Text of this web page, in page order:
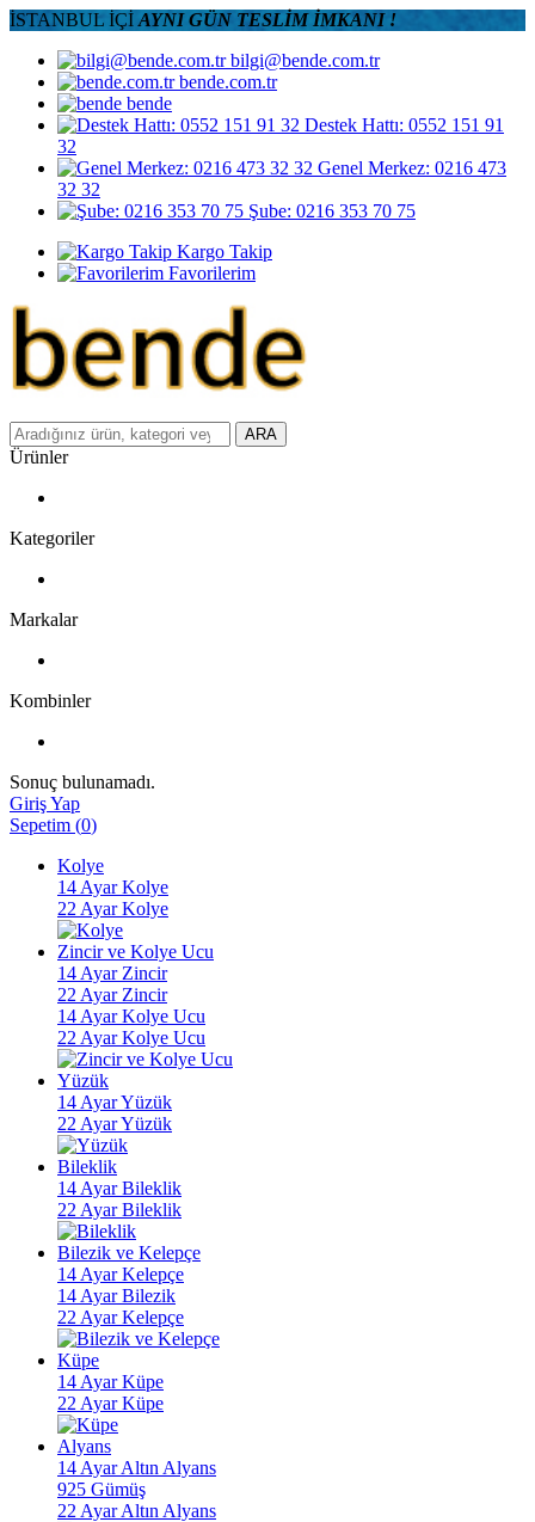
İSTANBUL İÇİ AYNI GÜN TESLİM İMKANI !
bilgi@bende.com.tr
bende.com.tr
bende
Destek Hattı: 0552 151 91
32
Genel Merkez: 0216 473
32 32
Şube: 0216 353 70 75
Kargo Takip
Favorilerim
ARA
Ürünler
Kategoriler
Markalar
Kombinler
Sonuç bulunamadı.
Giriş Yap
Sepetim (0)
Kolye
14 Ayar Kolye
22 Ayar Kolye
Zincir ve Kolye Ucu
14 Ayar Zincir
22 Ayar Zincir
14 Ayar Kolye Ucu
22 Ayar Kolye Ucu
Yüzük
14 Ayar Yüzük
22 Ayar Yüzük
Bileklik
14 Ayar Bileklik
22 Ayar Bileklik
Bilezik ve Kelepçe
14 Ayar Kelepçe
14 Ayar Bilezik
22 Ayar Kelepçe
Küpe
14 Ayar Küpe
22 Ayar Küpe
Alyans
14 Ayar Altın Alyans
925 Gümüş
22 Ayar Altın Alyans